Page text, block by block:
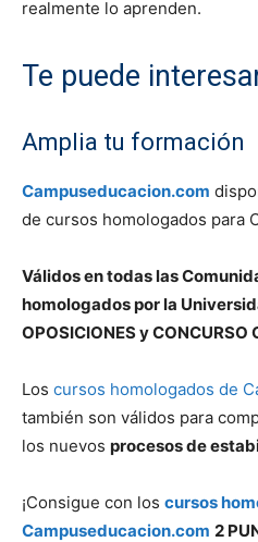
realmente lo aprenden.
Te puede
Amplia tu formación
Campuseducacion.com
de cursos homologados para
Válidos en todas las
homologados por la
OPOSICIONES y CONCURSO
Los cursos homologados de
también son válidos para
los nuevos procesos de
¡Consigue con los cursos
Campuseducacion.com 2